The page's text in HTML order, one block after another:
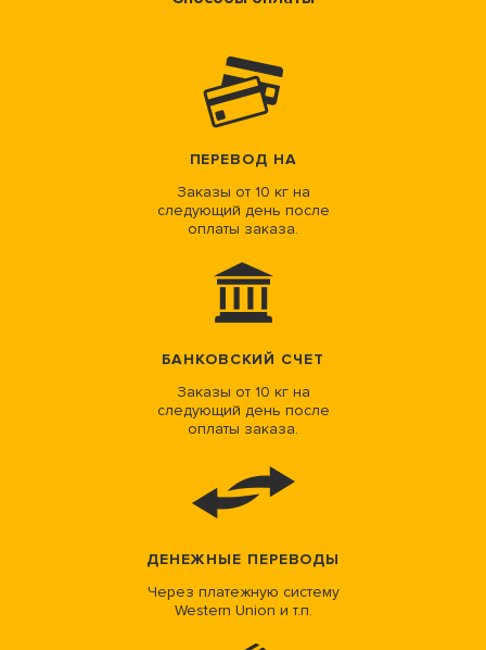
ПЕРЕВОД НА
Заказы от 10 кг на
следующий день после
оплаты заказа.
БАНКОВСКИЙ СЧЕТ
Заказы от 10 кг на
следующий день после
оплаты заказа.
ДЕНЕЖНЫЕ ПЕРЕВОДЫ
Через платежную систему
Western Union и т.п.